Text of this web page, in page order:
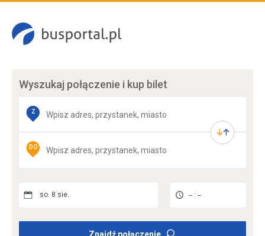
Wyszukaj połączenie i kup bilet
Z
DO
so. 8 sie. -- : --